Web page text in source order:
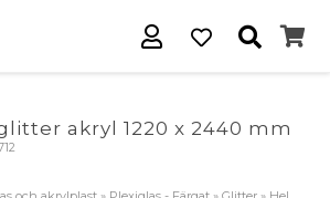
akryl 1220 x 2440 mm